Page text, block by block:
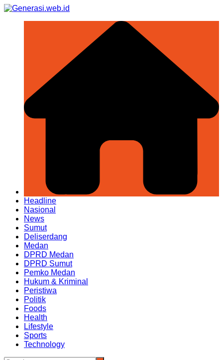
Skip
Headline
Nasional
News
Sumut
Deliserdang
Medan
DPRD Medan
DPRD Sumut
Pemko Medan
Hukum & Kriminal
Peristiwa
Politik
Foods
Health
Lifestyle
Sports
Technology